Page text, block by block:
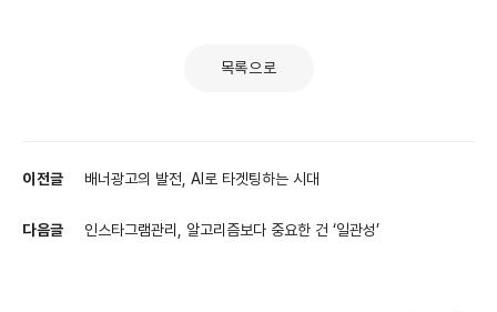
목록으로
이전글 배너광고의 발전, AI로 타겟팅하는 시대
다음글 인스타그램관리, 알고리즘보다 중요한 건 ‘일관성’